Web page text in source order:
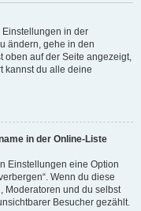
in der
ändern, gehe in den
oben auf der Seite angezeigt,
kannst du alle deine
in der Online-Liste
Einstellungen eine Option
Wenn du diese
Moderatoren und du selbst
Besucher gezählt.